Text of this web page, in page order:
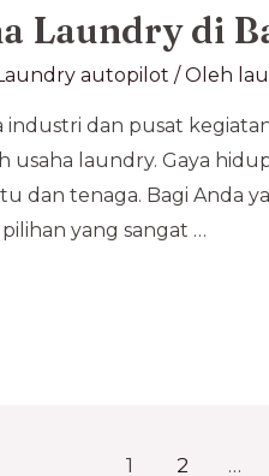
Laundry di
autopilot / Oleh
industri dan pusat
usaha laundry. Gaya
dan tenaga. Bagi Anda
yang sangat …
1 2 …